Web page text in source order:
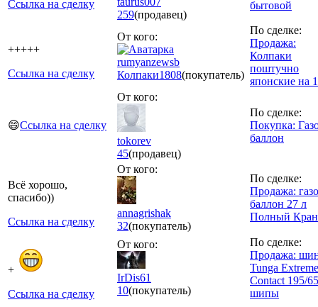
Ссылка на сделку
259(продавец)
бытовой
+++++
Ссылка на сделку
От кого:
rumyanzewsb
Колпаки1808(покупатель)
По сделке:
Продажа:
Колпаки
поштучно
японские на
😄Ссылка на сделку
От кого:
tokorev
45(продавец)
По сделке:
Покупка:
баллон
Всё хорошо,
спасибо))
Ссылка на сделку
От кого:
annagrishak
32(покупатель)
По сделке:
Продажа:
баллон 27 л
Полный Кран
+
Ссылка на сделку
От кого:
IrDis61
10(покупатель)
По сделке:
Продажа:
Tunga Extreme
Contact 195/
шипы